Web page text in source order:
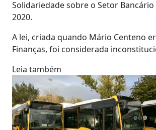
Solidariedade sobre o Setor
2020.
A lei, criada quando Mário Centeno
Finanças, foi considerada
Leia também